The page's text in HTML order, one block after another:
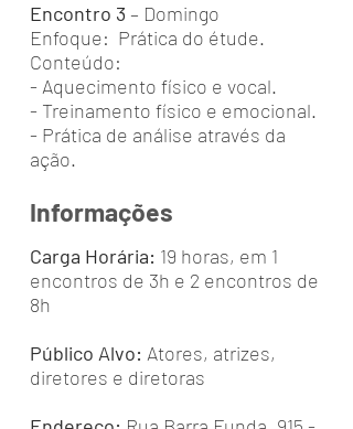
Encontro 3 – Domingo
Enfoque: Prática do étude.
Conteúdo:
- Aquecimento físico e vocal.
- Treinamento físico e emocional.
- Prática de análise através da
ação.
Informações
Carga Horária: 19 horas, em 1
encontros de 3h e 2 encontros de
8h
Público Alvo: Atores, atrizes,
diretores e diretoras